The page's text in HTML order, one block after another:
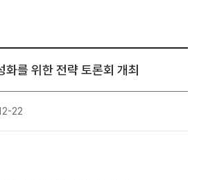
를 위한 전략 토론회 개최
22